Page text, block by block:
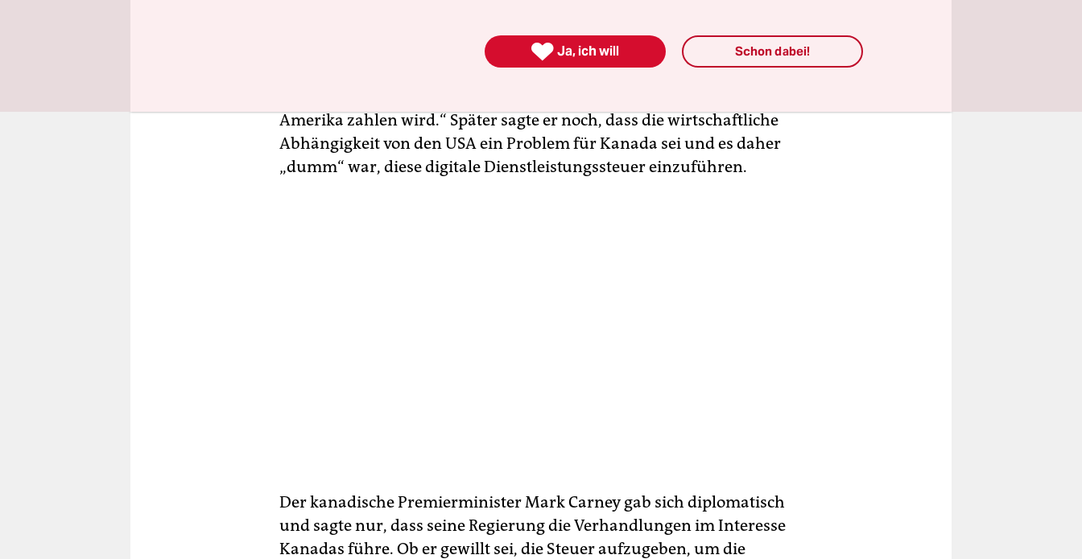
Handelsgespräche mit Kanada mit sofortiger Wirkung“ beenden. „Wir
werden Kanada innerhalb der nächsten sieben Tage über die Höhe der
Amerika zahlen wird.“ Später sagte er noch, dass die wirtschaftliche
Abhängigkeit von den USA ein Problem für Kanada sei und es daher
„dumm“ war, diese digitale Dienstleistungssteuer einzuführen.
Der kanadische Premierminister Mark Carney gab sich diplomatisch
und sagte nur, dass seine Regierung die Verhandlungen im Interesse
Kanadas führe. Ob er gewillt sei, die Steuer aufzugeben, um die
 Ja, ich will Schon dabei!